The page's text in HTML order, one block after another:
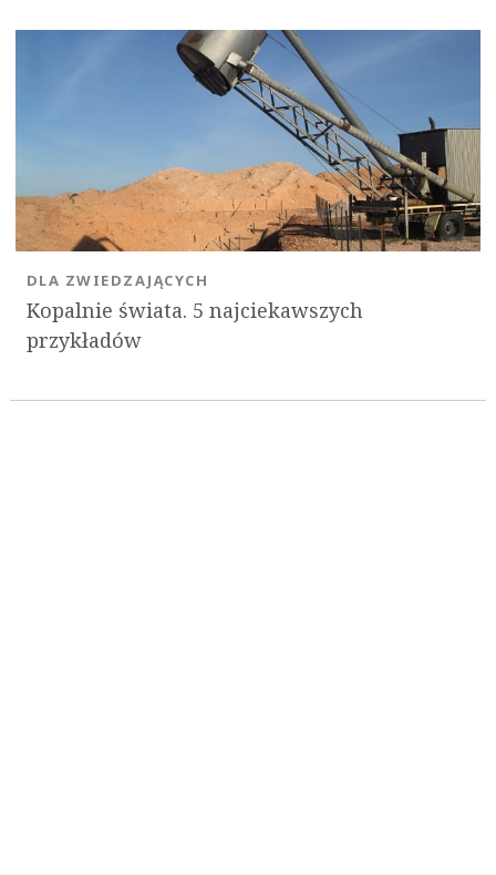
Kopalnie świata. 5 najciekawszych
przykładów
DLA ZWIEDZAJĄCYCH